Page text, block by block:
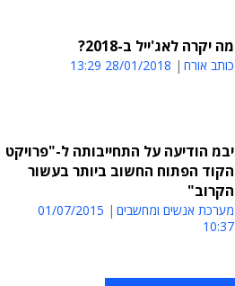
מה יקרה לאג'ייל ב-2018?
כותב אורח 28/01/2018 13:29
יבמ הודיעה על התחייבותה ל-"פרויקט
הקוד הפתוח החשוב ביותר בעשור
הקרוב"
מערכת אנשים ומחשבים
01/07/2015
10:37